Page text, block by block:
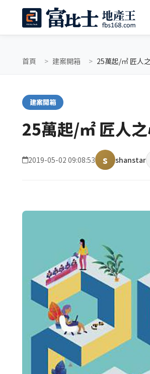
首頁 建案開箱 25萬起/㎡ 匠人
建案開箱
25萬起/㎡ 匠人
2019-05-02 09:08:53 s shanstar